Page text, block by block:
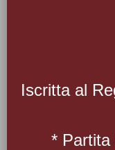
Iscritta al
* Partita